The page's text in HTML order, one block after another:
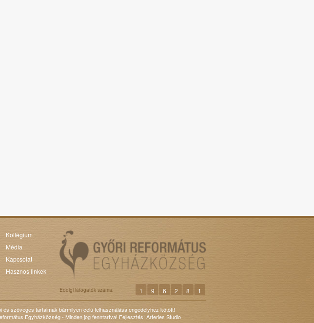
Kollégium
Média
Kapcsolat
Hasznos linkek
Eddigi látogatók száma: 1 9 6 2 8 1
és szöveges tartalmak bármilyen célú felhasználása engedélyhez kötött!
Egyházközség - Minden jog fenntartva! Fejlesztés: Arteries Studio